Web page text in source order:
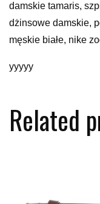
damskie tamaris,
dżinsowe damskie,
męskie białe, nike
yyyyy
Related